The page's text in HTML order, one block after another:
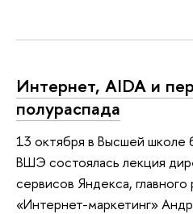
Интернет, AIDA и
полураспада
13 октября в Высшей школе
ВШЭ состоялась лекция
сервисов Яндекса,
«Интернет-маркетинг»